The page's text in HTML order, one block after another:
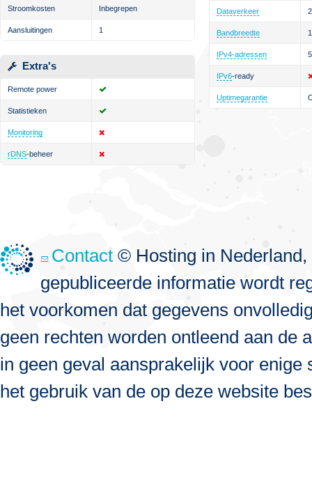
Stroomkosten Inbegrepen
Aansluitingen 1
Extra's
Remote power
Statistieken
Monitoring
rDNS-beheer
Dataverkeer
Bandbreedte
IPv4-adressen 5
IPv6-ready
Uptimegarantie
Contact © Hosting in
gepubliceerde informatie wordt
het voorkomen dat gegevens
geen rechten worden ontleend aan de
in geen geval aansprakelijk voor
het gebruik van de op deze website